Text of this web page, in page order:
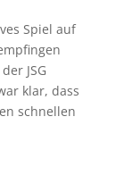
Spiel auf
JSG
klar, dass
schnellen